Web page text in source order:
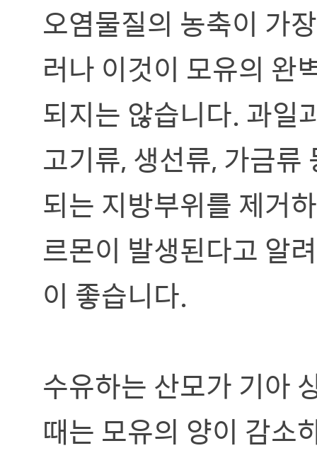
오염물질의 농축이 가
러나 이것이 모유의 완
되지는 않습니다. 과일
고기류, 생선류, 가금
되는 지방부위를 제거
르몬이 발생된다고 알
이 좋습니다.
수유하는 산모가 기아
때는 모유의 양이 감소